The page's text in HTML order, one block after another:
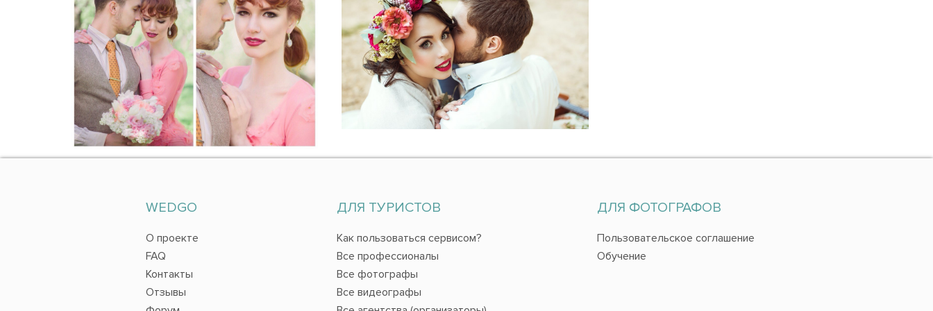
WEDGO
О проекте
FAQ
Контакты
Отзывы
ДЛЯ ТУРИСТОВ
Как пользоваться сервисом?
Все профессионалы
Все фотографы
Все видеографы
ДЛЯ ФОТОГРАФОВ
Пользовательское соглашение
Обучение